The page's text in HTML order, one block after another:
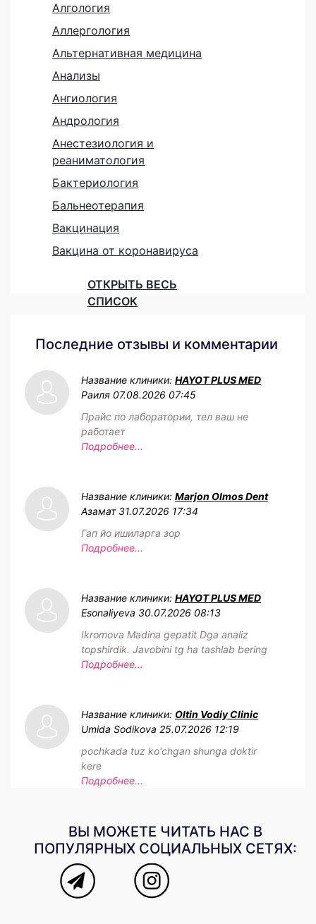
Алгология
Аллергология
Альтернативная медицина
Анализы
Ангиология
Андрология
Анестезиология и
реаниматология
Бактериология
Бальнеотерапия
Вакцинация
Вакцина от коронавируса
ОТКРЫТЬ ВЕСЬ
СПИСОК
Последние отзывы и комментарии
Название клиники: HAYOT PLUS MED
Раиля 07.08.2026 07:45
Прайс по лаборатории, тел ваш не
работает
Подробнее...
Название клиники: Marjon Olmos Dent
Азамат 31.07.2026 17:34
Гап йо ишиларга зор
Подробнее...
Название клиники: HAYOT PLUS MED
Esonaliyeva 30.07.2026 08:13
Ikromova Madina gepatit Dga analiz
topshirdik. Javobini tg ha tashlab bering
Подробнее...
Название клиники: Oltin Vodiy Clinic
Umida Sodikova 25.07.2026 12:19
pochkada tuz ko'chgan shunga doktir
kere
Подробнее...
ВЫ МОЖЕТЕ ЧИТАТЬ НАС В
ПОПУЛЯРНЫХ СОЦИАЛЬНЫХ СЕТЯХ: